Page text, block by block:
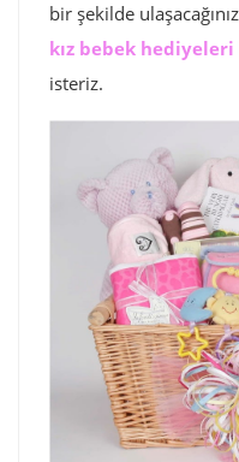
bir şekilde
kız bebek hediyeleri
isteriz.